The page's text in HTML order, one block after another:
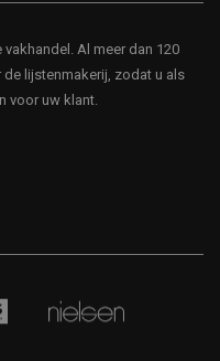
Al meer dan 120
lijstenmakerij, zodat u als
voor uw klant.